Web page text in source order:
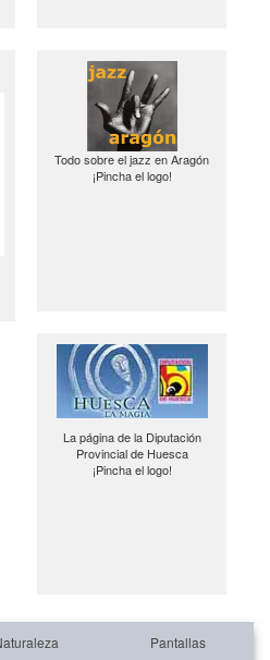
Todo sobre el jazz en Aragón
¡Pincha el logo!
La página de la Diputación
Provincial de Huesca
¡Pincha el logo!
Pantallas